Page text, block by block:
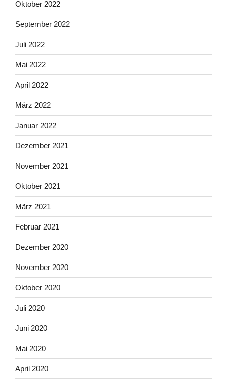
Oktober 2022
September 2022
Juli 2022
Mai 2022
April 2022
März 2022
Januar 2022
Dezember 2021
November 2021
Oktober 2021
März 2021
Februar 2021
Dezember 2020
November 2020
Oktober 2020
Juli 2020
Juni 2020
Mai 2020
April 2020